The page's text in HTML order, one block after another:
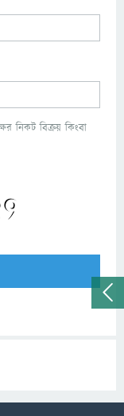
নিকট বিক্রয় কিংবা